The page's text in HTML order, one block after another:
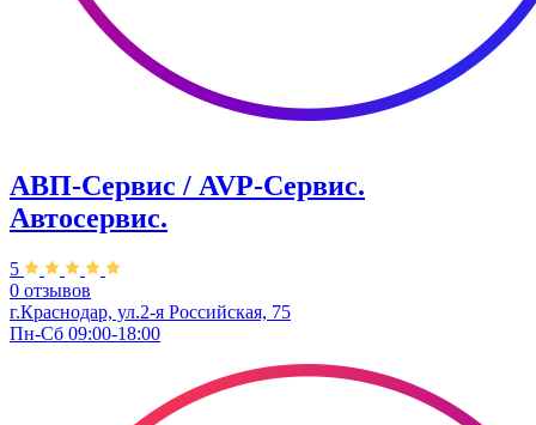
АВП-Сервис / AVP-Сервис.
Автосервис.
5
0 отзывов
г.Краснодар, ул.2-я Российская, 75
Пн-Сб 09:00-18:00